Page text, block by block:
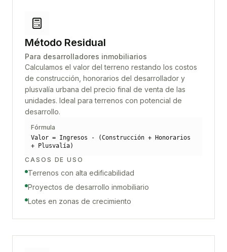
Método Residual
Para desarrolladores inmobiliarios
Calculamos el valor del terreno restando los costos
de construcción, honorarios del desarrollador y
plusvalía urbana del precio final de venta de las
unidades. Ideal para terrenos con potencial de
desarrollo.
Fórmula
Valor = Ingresos - (Construcción + Honorarios
+ Plusvalía)
CASOS DE USO
Terrenos con alta edificabilidad
Proyectos de desarrollo inmobiliario
Lotes en zonas de crecimiento